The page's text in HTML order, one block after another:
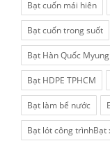
Bạt cuốn mái hiên
Bạt cuốn trong suốt
Bạt Hàn Quốc
Bạt HDPE TPHCM
Bạt làm bể nước
Bạt lót công trìnhBạt